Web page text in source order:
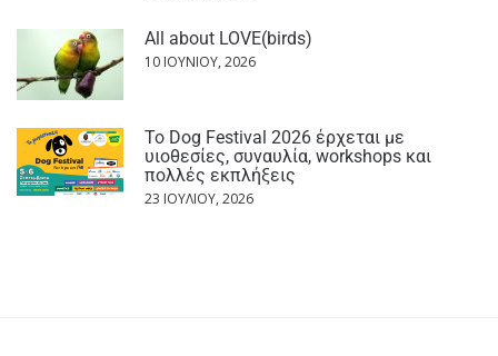
All about LOVE(birds)
10 ΙΟΥΝΊΟΥ, 2026
Το Dog Festival 2026 έρχεται με
υιοθεσίες, συναυλία, workshops και
πολλές εκπλήξεις
23 ΙΟΥΛΊΟΥ, 2026